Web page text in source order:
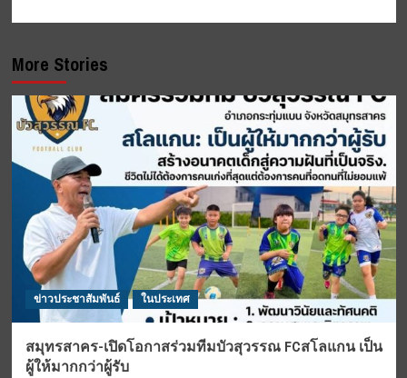
More Stories
ข่าวประชาสัมพันธ์ ในประเทศ
สมุทรสาคร-เปิดโอกาสร่วมทีมบัวสุวรรณ FCสโลแกน เป็น
ผู้ให้มากกว่าผู้รับ